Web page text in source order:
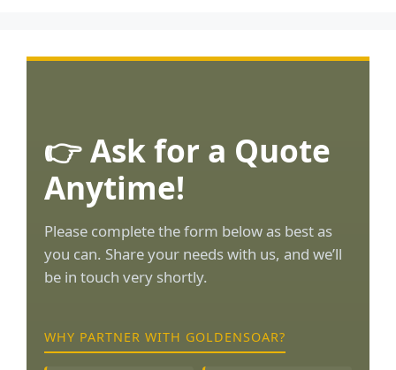
👉 Ask for a Quote
Anytime!
Please complete the form below as best as
you can. Share your needs with us, and we’ll
be in touch very shortly.
WHY PARTNER WITH GOLDENSOAR?